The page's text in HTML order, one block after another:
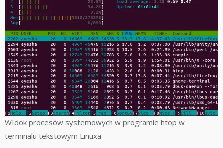
WIdok procesów systemowych w programie htop w
terminalu tekstowym Linuxa